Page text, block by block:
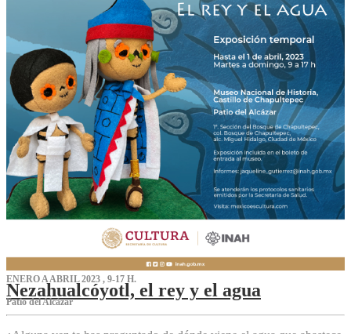
ENERO A ABRIL 2023 , 9-17 H.
Nezahualcóyotl, el rey y el agua
Patio del Alcázar